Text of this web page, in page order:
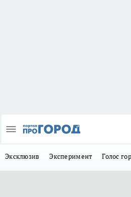
Эксклюзив Эксперимент Голос